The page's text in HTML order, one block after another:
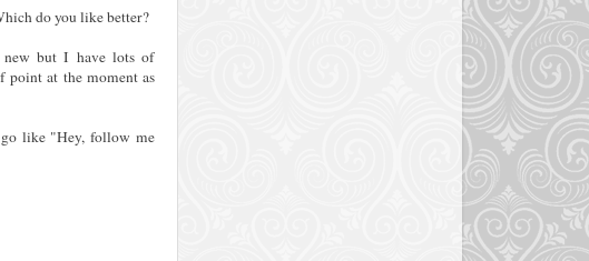
do you like better?
but I have lots of
point at the moment as
like "Hey, follow me